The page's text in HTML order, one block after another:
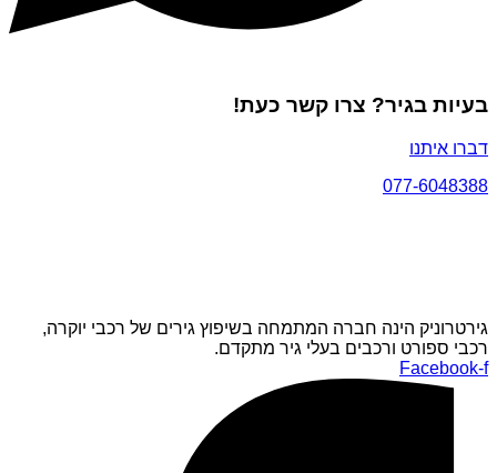
בעיות בגיר? צרו קשר כעת!
דברו איתנו
077-6048388
גירטרוניק הינה חברה המתמחה בשיפוץ גירים של רכבי יוקרה,
רכבי ספורט ורכבים בעלי גיר מתקדם.
Facebook-f